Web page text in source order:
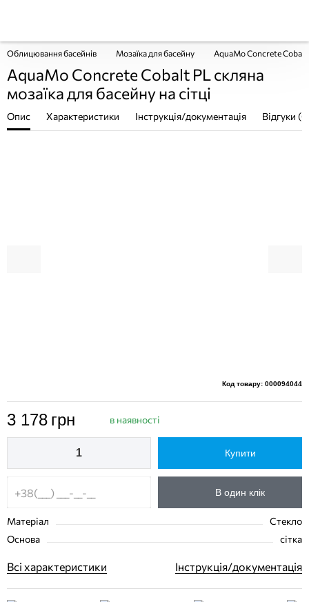
Облицювання басейнів Мозаїка для басейну AquaMo Concrete Cobalt
AquaMo Concrete Cobalt PL скляна
мозаїка для басейну на сітці
Опис Характеристики Інструкція/документація Відгуки
Код товару: 000094044
3 178 грн в наявності
Купити
В один клік
Матеріал
Стекло
Основа
сітка
Всі характеристики Інструкція/документація